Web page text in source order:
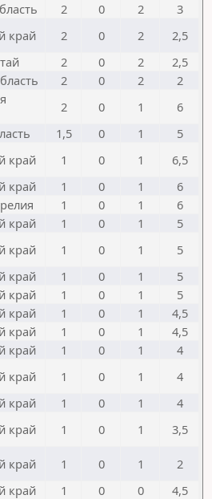
2 0 2
3
край 2 0 2
2,5
2 0 2
2,5
2 0 2
2
2 0 1
6
1,5 0 1
5
край 1 0 1
6,5
край 1 0 1
6
1 0 1
6
край 1 0 1
5
край 1 0 1
5
край 1 0 1
5
край 1 0 1
5
край 1 0 1
4,5
край 1 0 1
4,5
край 1 0 1
4
край 1 0 1
4
край 1 0 1
4
край 1 0 1 3,5
край 1 0 1
2
край 1 0 0
4,5